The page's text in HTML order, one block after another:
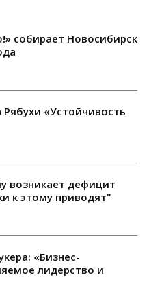
собирает Новосибирск
«Устойчивость
возникает дефицит
к этому приводят"
«Бизнес-
лидерство и